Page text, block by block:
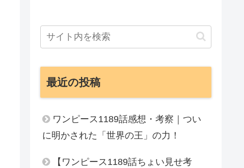
最近の投稿
ワンピース1189話感想・考察｜つい
に明かされた「世界の王」の力！
【ワンピース1189話ちょい見せ考